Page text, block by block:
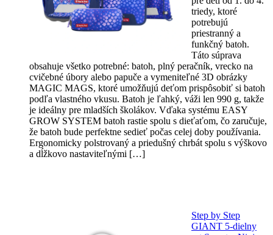
triedy, ktoré
potrebujú
priestranný a
funkčný batoh.
Táto súprava
obsahuje všetko potrebné: batoh, plný peračník, vrecko na
cvičebné úbory alebo papuče a vymeniteľné 3D obrázky
MAGIC MAGS, ktoré umožňujú deťom prispôsobiť si batoh
podľa vlastného vkusu. Batoh je ľahký, váži len 990 g, takže
je ideálny pre mladších školákov. Vďaka systému EASY
GROW SYSTEM batoh rastie spolu s dieťaťom, čo zaručuje,
že batoh bude perfektne sedieť počas celej doby používania.
Ergonomicky polstrovaný a priedušný chrbát spolu s výškovo
a dĺžkovo nastaviteľnými […]
Step by Step
GIANT 5-dielny